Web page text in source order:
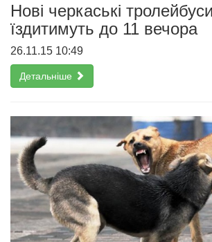
Нові черкаські тролейбуси
їздитимуть до 11 вечора
26.11.15 10:49
Детальніше